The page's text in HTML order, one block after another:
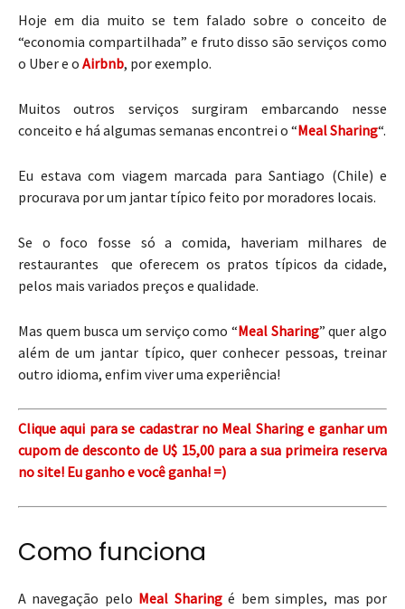
Hoje em dia muito se tem falado sobre o conceito de
“economia compartilhada” e fruto disso são serviços como
o Uber e o Airbnb, por exemplo.
Muitos outros serviços surgiram embarcando nesse
conceito e há algumas semanas encontrei o “Meal Sharing“.
Eu estava com viagem marcada para Santiago (Chile) e
procurava por um jantar típico feito por moradores locais.
Se o foco fosse só a comida, haveriam milhares de
restaurantes que oferecem os pratos típicos da cidade,
pelos mais variados preços e qualidade.
Mas quem busca um serviço como “Meal Sharing” quer algo
além de um jantar típico, quer conhecer pessoas, treinar
outro idioma, enfim viver uma experiência!
Clique aqui para se cadastrar no Meal Sharing e ganhar um
cupom de desconto de U$ 15,00 para a sua primeira reserva
no site! Eu ganho e você ganha! =)
Como funciona
A navegação pelo Meal Sharingé bem simples, mas por